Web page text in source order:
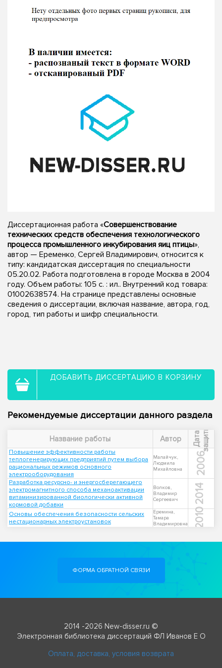
Диссертационная работа «Совершенствование
технических средств обеспечения технологического
процесса промышленного инкубирования яиц птицы»,
автор — Еременко, Сергей Владимирович, относится к
типу: кандидатская диссертация по специальности
05.20.02. Работа подготовлена в городе Москва в 2004
году. Объем работы: 105 с. : ил.. Внутренний код товара:
01002638574. На странице представлены основные
сведения о диссертации, включая название, автора, год,
город, тип работы и шифр специальности.
ДОБАВИТЬ ДИССЕРТАЦИЮ В КОРЗИНУ
Рекомендуемые диссертации данного раздела
Название работы Автор Д
а
т
а
з
а
щ
и
т ы
Повышение эффективности работы
теплогенерирующих предприятий путем выбора
рациональных режимов основного
электрооборудования
Малайчук,
Людмила
Михайловна
2006
Разработка ресурсно- и энергосберегающего
электромагнитного способа механоактивации
витаминизированной биологически активной
кормовой добавки
Волков,
Владимир
Сергеевич
2014
Основы обеспечения безопасности сельских
нестационарных электроустановок
Еремина,
Тамара
Владимировна
2010
ФОРМА ОБРАТНОЙ СВЯЗИ
2014 -2026 New-disser.ru ©
Электронная библиотека диссертаций ФЛ Иванов Е О
Оплата, доставка, условия возврата